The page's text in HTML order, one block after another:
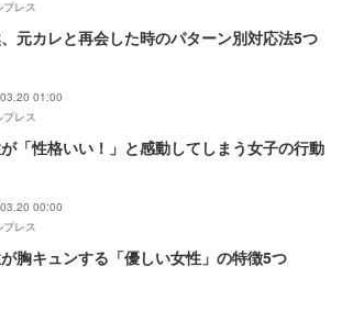
レス
元カレと再会した時のパターン別対応法5つ
01:00
レス
「性格いい！」と感動してしまう女子の行動
00:00
レス
胸キュンする「優しい女性」の特徴5つ